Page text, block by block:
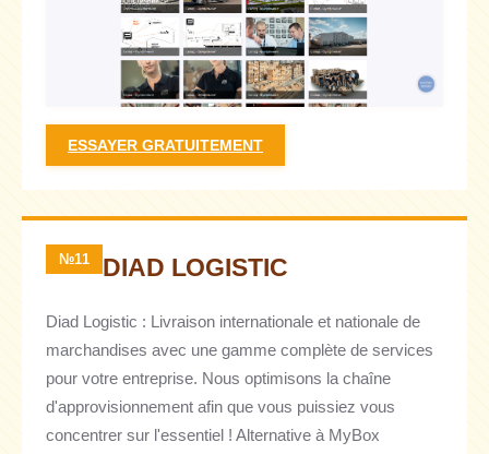
ESSAYER GRATUITEMENT
№11 DIAD LOGISTIC
Diad Logistic : Livraison internationale et nationale de
marchandises avec une gamme complète de services
pour votre entreprise. Nous optimisons la chaîne
d'approvisionnement afin que vous puissiez vous
concentrer sur l'essentiel ! Alternative à MyBox